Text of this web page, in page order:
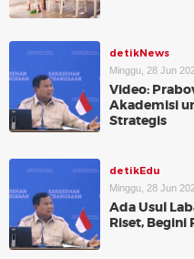
detikNews
Minggu, 28 Jun
Video:
Akademisi
Strategis
detikEdu
Minggu, 28 Jun
Ada Usul
Riset, Begini